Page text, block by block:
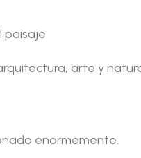
paisaje
arte y
enormemente.